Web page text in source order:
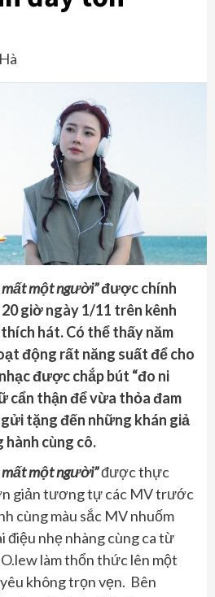
một người”được chính
giờ ngày 1/11 trên kênh
hát. Có thể thấy năm
động rất năng suất để cho
được chắp bút “đo ni
cẩn thận để vừa thỏa đam
tặng đến những khán giả
hành cùng cô.
một người”được thực
giản tương tự các MV trước
cùng màu sắc MV nhuốm
điệu nhẹ nhàng cùng ca từ
làm thổn thức lên một
không trọn vẹn. Bên